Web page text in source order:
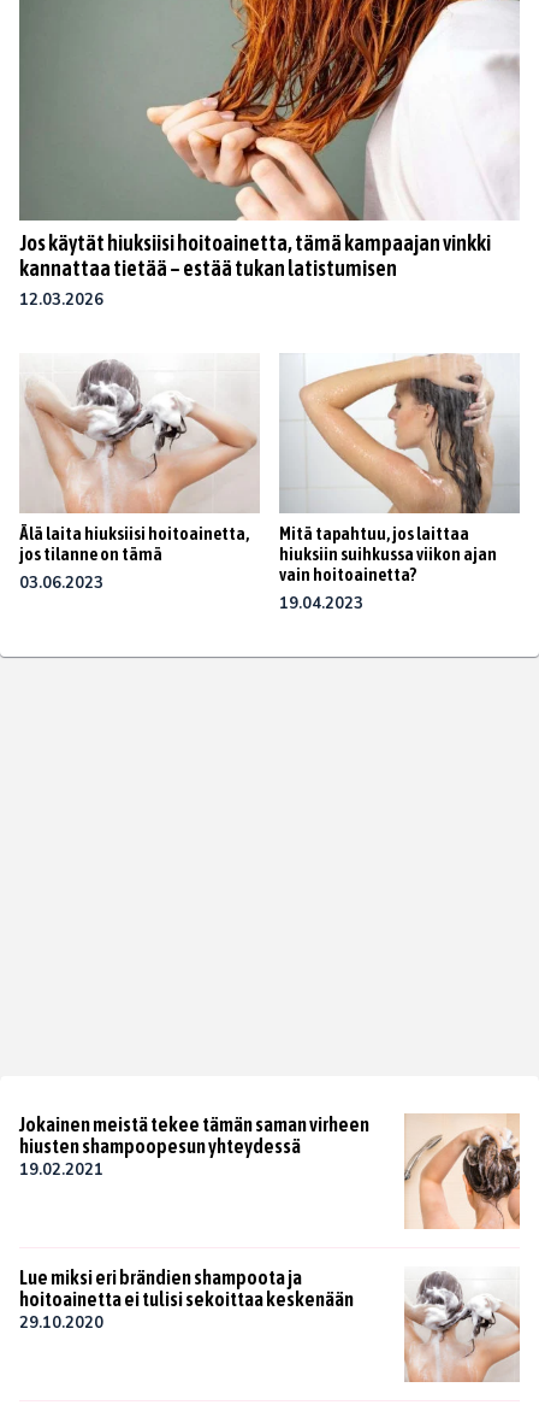
Jos käytät hiuksiisi hoitoainetta, tämä kampaajan vinkki
kannattaa tietää – estää tukan latistumisen
12.03.2026
Älä laita hiuksiisi hoitoainetta,
jos tilanne on tämä
03.06.2023
Mitä tapahtuu, jos laittaa
hiuksiin suihkussa viikon ajan
vain hoitoainetta?
19.04.2023
Jokainen meistä tekee tämän saman virheen
hiusten shampoopesun yhteydessä
19.02.2021
Lue miksi eri brändien shampoota ja
hoitoainetta ei tulisi sekoittaa keskenään
29.10.2020